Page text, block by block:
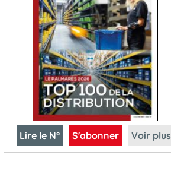
Lire le N° S'abonner Voir plus